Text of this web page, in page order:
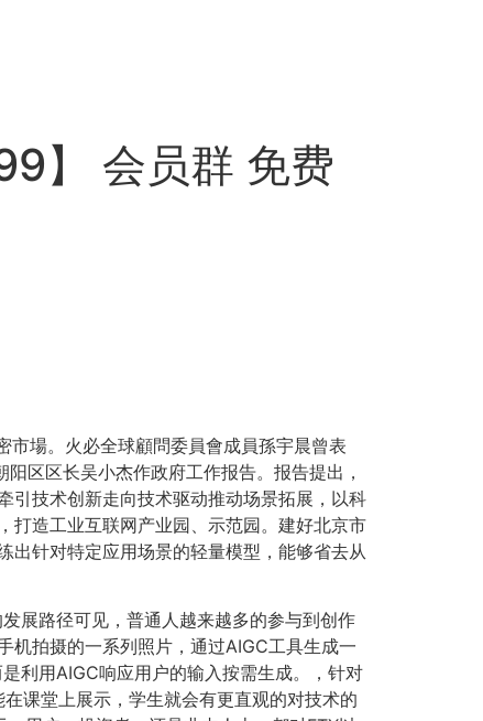
】 会员群 免费
場。火必全球顧問委員會成員孫宇晨曾表
区区长吴小杰作政府工作报告。报告提出，
引技术创新走向技术驱动推动场景拓展，以科
打造工业互联网产业园、示范园。建好北京市
出针对特定应用场景的轻量模型，能够省去从
展路径可见，普通人越来越多的参与到创作
机拍摄的一系列照片，通过AIGC工具生成一
利用AIGC响应用户的输入按需生成。，针对
课堂上展示，学生就会有更直观的对技术的